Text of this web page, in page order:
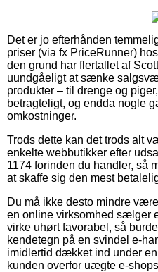
Det er jo efterhånden
priser (via fx PriceRunner)
den grund har flertallet af
uundgåeligt at sænke
produkter – til drenge og
betragteligt, og endda nogle
omkostninger.
Trods dette kan det trods alt
enkelte webbutikker efter
1174 forinden du handler, så
at skaffe sig den mest
Du må ikke desto mindre
en online virksomhed sælger
virke uhørt favorabel, så
kendetegn på en svindel e-
imidlertid dækket ind under
kunden overfor uægte e-